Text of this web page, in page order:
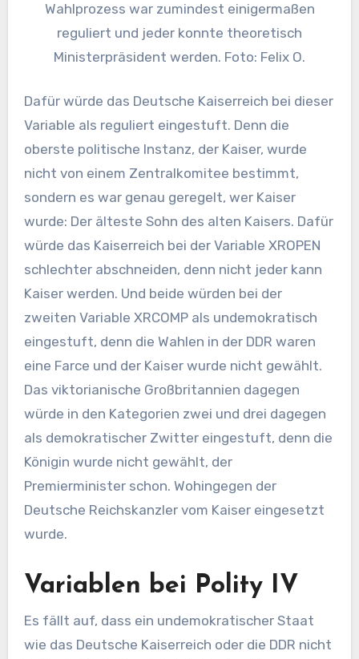
Wahlprozess war zumindest einigermaßen
reguliert und jeder konnte theoretisch
Ministerpräsident werden. Foto: Felix O.
Dafür würde das Deutsche Kaiserreich bei dieser
Variable als reguliert eingestuft. Denn die
oberste politische Instanz, der Kaiser, wurde
nicht von einem Zentralkomitee bestimmt,
sondern es war genau geregelt, wer Kaiser
wurde: Der älteste Sohn des alten Kaisers. Dafür
würde das Kaiserreich bei der Variable XROPEN
schlechter abschneiden, denn nicht jeder kann
Kaiser werden. Und beide würden bei der
zweiten Variable XRCOMP als undemokratisch
eingestuft, denn die Wahlen in der DDR waren
eine Farce und der Kaiser wurde nicht gewählt.
Das viktorianische Großbritannien dagegen
würde in den Kategorien zwei und drei dagegen
als demokratischer Zwitter eingestuft, denn die
Königin wurde nicht gewählt, der
Premierminister schon. Wohingegen der
Deutsche Reichskanzler vom Kaiser eingesetzt
wurde.
Variablen bei Polity IV
Es fällt auf, dass ein undemokratischer Staat
wie das Deutsche Kaiserreich oder die DDR nicht